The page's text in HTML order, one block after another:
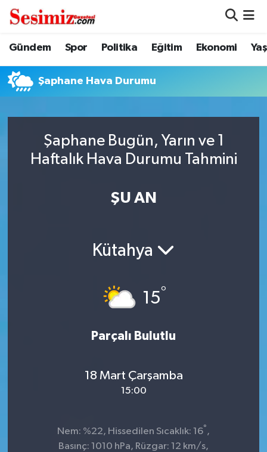
Gündem Spor Politika Eğitim Ekonomi
Şaphane Hava Durumu
Şaphane Bugün, Yarın ve 1
Haftalık Hava Durumu Tahmini
ŞU AN
Kütahya
15°
Parçalı Bulutlu
18 Mart Çarşamba
15:00
Nem: %22, Hissedilen Sıcaklık: 16° ,
Basınç: 1010 hPa, Rüzgar: 12 km/s,
Dünya
Eğitim
Genel
Gündem
Nöbetçi Eczaneler
Hava Durumu
Trafik Durumu
Süper Lig Puan Durumu ve Fikstür